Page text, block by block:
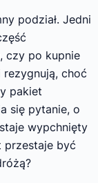
podział. Jedni
czy po kupnie
choć
pakiet
się pytanie, o
wypchnięty
przestaje być